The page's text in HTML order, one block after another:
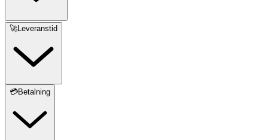
🚀Leveranstid
💳Betalning